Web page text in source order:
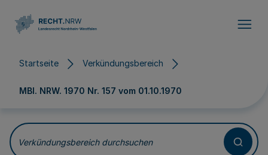
Startseite Verkündungsbereich
MBl. NRW. 1970 Nr. 157 vom 01.10.1970
Verkündungsbereich durchsuchen